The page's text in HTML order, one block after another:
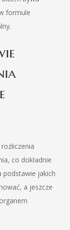
formule
co dokładnie
podstawie jakich
a jeszcze